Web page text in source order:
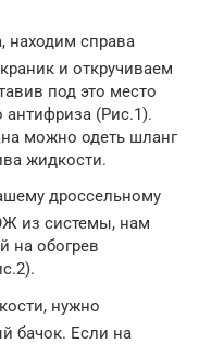
находим справа
и откручиваем
под это место
антифриза (Рис.1).
можно одеть шланг
жидкости.
дроссельному
из системы, нам
на обогрев
нужно
бачок. Если на